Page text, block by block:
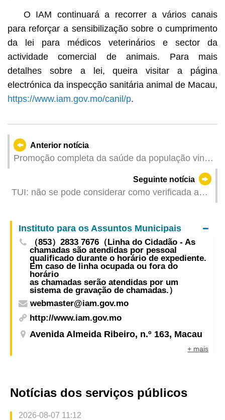
O IAM continuará a recorrer a vários canais
para reforçar a sensibilização sobre o cumprimento
da lei para médicos veterinários e sector da
actividade comercial de animais. Para mais
detalhes sobre a lei, queira visitar a página
electrónica da inspecção sanitária animal de Macau,
https://www.iam.gov.mo/canil/p.
Anterior notícia
Promoção completa da saúde da população vinte
anos, após a construção da “Cidade Saudável”
Seguinte notícia
TUI: não se pode considerar como verificada a
idêntico à marca usada pela sua representante
comercial
Instituto para os Assuntos Municipais
（853）2833 7676（Linha do Cidadão - As
chamadas são atendidas por pessoal
qualificado durante o horário de expediente.
Em caso de linha ocupada ou fora do
horário
as chamadas serão atendidas por um
sistema de gravação de chamadas.）
webmaster@iam.gov.mo
http://www.iam.gov.mo
Avenida Almeida Ribeiro, n.º 163, Macau
+ mais
Notícias dos serviços públicos
2026-08-07 11:12